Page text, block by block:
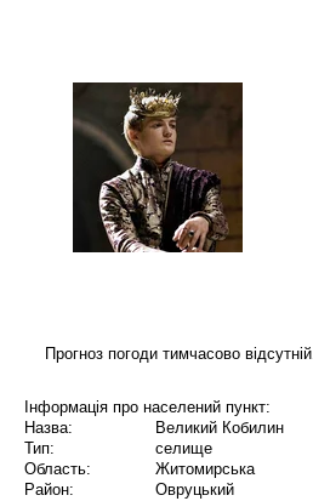
Прогноз погоди тимчасово відсутній.
Інформація про населений пункт:
Назва:
Великий Кобилин
Тип:
селище
Область:
Житомирська
Район:
Овруцький